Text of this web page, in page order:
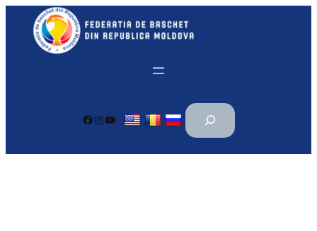
Перейти
содержимому
Facebook Instagram YouTube
П
и